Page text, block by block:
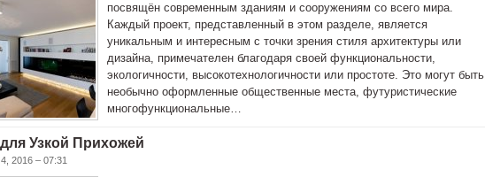
посвящён современным зданиям и сооружениям со всего мира.
Каждый проект, представленный в этом разделе, является
уникальным и интересным с точки зрения стиля архитектуры или
дизайна, примечателен благодаря своей функциональности,
экологичности, высокотехнологичности или простоте. Это могут быть
необычно оформленные общественные места, футуристические
многофункциональные…
Узкой Прихожей
2016 – 07:31